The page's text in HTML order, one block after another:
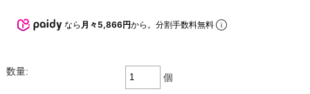
なら 月々5,866円から。分割手数料無料
数量:
個